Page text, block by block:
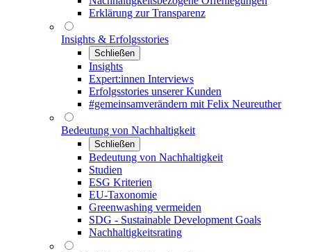
Erklärung zur Transparenz
Insights & Erfolgsstories
Schließen
Insights
Expert:innen Interviews
Erfolgsstories unserer Kunden
#gemeinsamverändern mit Felix Neureuther
Bedeutung von Nachhaltigkeit
Schließen
Bedeutung von Nachhaltigkeit
Studien
ESG Kriterien
EU-Taxonomie
Greenwashing vermeiden
SDG - Sustainable Development Goals
Nachhaltigkeitsrating